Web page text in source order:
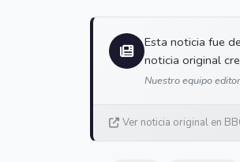
Esta noticia fue
noticia original
Nuestro equipo
Ver noticia original en